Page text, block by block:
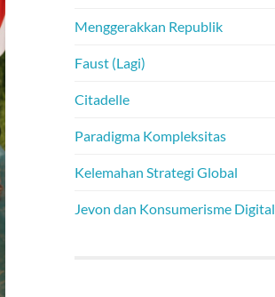
Menggerakkan Republik
Faust (Lagi)
Citadelle
Paradigma Kompleksitas
Kelemahan Strategi Global
Jevon dan Konsumerisme Digital